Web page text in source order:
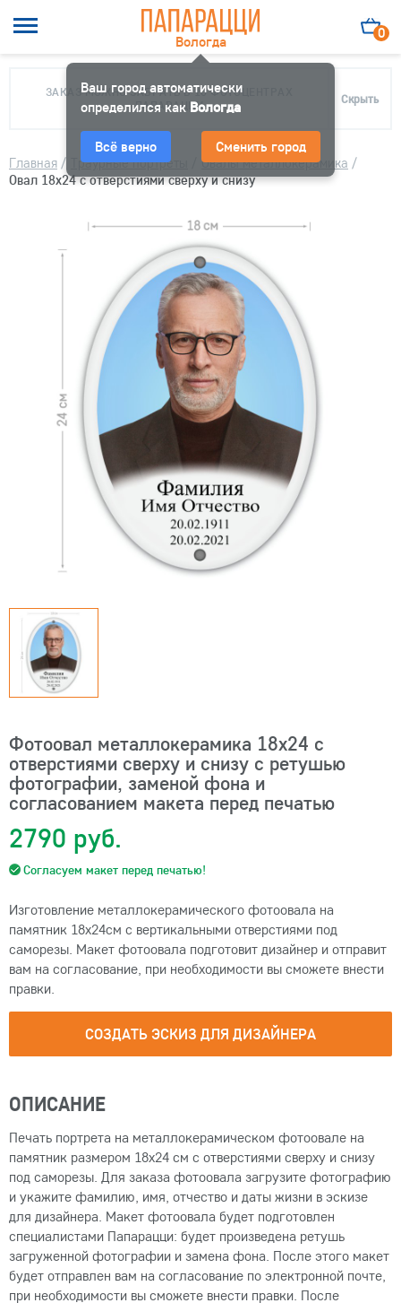
Вологда
Ваш город автоматически
определился как Вологда
Всё верно Сменить город
0
ЗАКАЗ МОЖНО ЗАБРАТЬ В 10 ФОТОЦЕНТРАХ
ПАПАРАЦЦИ
Скрыть
Главная / Траурные портреты Овалы металлокерамика /
Овал 18х24 с отверстиями сверху и снизу
Фотоовал металлокерамика 18х24 с
отверстиями сверху и снизу с ретушью
фотографии, заменой фона и
согласованием макета перед печатью
2790 руб.
Согласуем макет перед печатью!
Изготовление металлокерамического фотоовала на
памятник 18х24см с вертикальными отверстиями под
саморезы. Макет фотоовала подготовит дизайнер и отправит
вам на согласование, при необходимости вы сможете внести
правки.
СОЗДАТЬ ЭСКИЗ ДЛЯ ДИЗАЙНЕРА
ОПИСАНИЕ
Печать портрета на металлокерамическом фотоовале на
памятник размером 18х24 см с отверстиями сверху и снизу
под саморезы. Для заказа фотоовала загрузите фотографию
и укажите фамилию, имя, отчество и даты жизни в эскизе
для дизайнера. Макет фотоовала будет подготовлен
специалистами Папарацци: будет произведена ретушь
загруженной фотографии и замена фона. После этого макет
будет отправлен вам на согласование по электронной почте,
при необходимости вы сможете внести правки. После